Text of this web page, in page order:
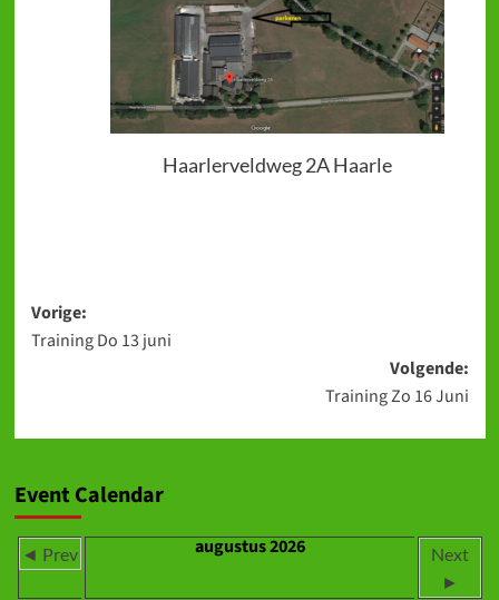
Haarlerveldweg 2A Haarle
Bericht
navigatie
Vorige:
Training Do 13 juni
Volgende:
Training Zo 16 Juni
Event Calendar
◄ Prev augustus 2026
Next
►